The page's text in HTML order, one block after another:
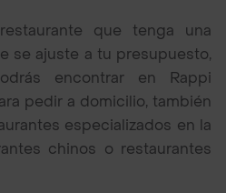
que tenga una
se ajuste a tu presupuesto,
encontrar en Rappi
pedir a domicilio, también
especializados en la
chinos o restaurantes